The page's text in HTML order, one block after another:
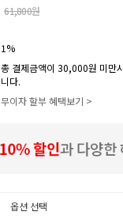
61,800원
1%
총 결제금액이 30,000원 미만
니다.
무이자 할부 혜택보기 >